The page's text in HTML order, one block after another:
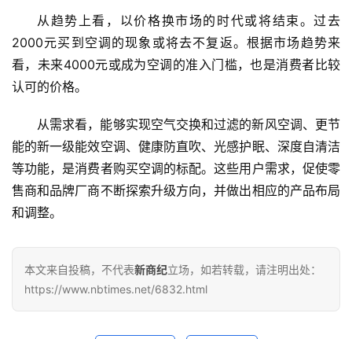
从趋势上看，以价格换市场的时代或将结束。过去
2000元买到空调的现象或将去不复返。根据市场趋势来
看，未来4000元或成为空调的准入门槛，也是消费者比较
认可的价格。
从需求看，能够实现空气交换和过滤的新风空调、更节
能的新一级能效空调、健康防直吹、光感护眠、深度自清洁
等功能，是消费者购买空调的标配。这些用户需求，促使零
售商和品牌厂商不断探索升级方向，并做出相应的产品布局
和调整。
本文来自投稿，不代表新商纪立场，如若转载，请注明出处：
https://www.nbtimes.net/6832.html